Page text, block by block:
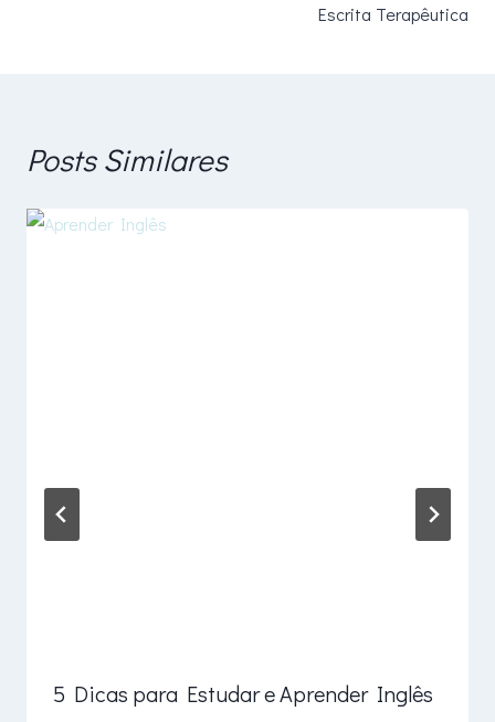
Escrita Terapêutica
Posts Similares
5 Dicas para Estudar e Aprender Inglês